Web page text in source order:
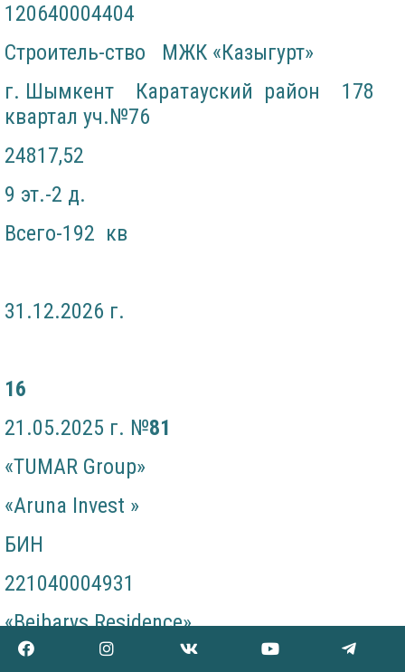
120640004404
Строитель-ство МЖК «Казыгурт»
г. Шымкент Каратауский район 178
квартал уч.№76
24817,52
9 эт.-2 д.
Всего-192 кв
31.12.2026 г.
16
21.05.2025 г. №81
«TUMAR Group»
«Aruna Invest »
БИН
221040004931
«Beibarys Residence»
г. Шымкент Каратауский район мкрн.